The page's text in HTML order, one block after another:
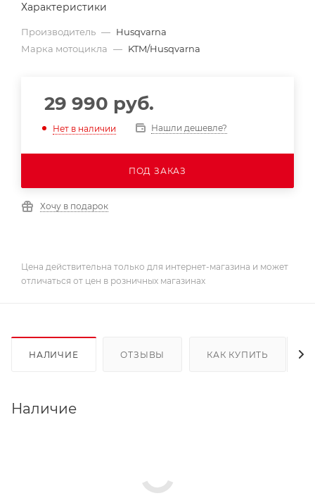
Характеристики
Производитель — Husqvarna
Марка мотоцикла — KTM/Husqvarna
29 990 руб.
Нет в наличии Нашли дешевле?
ПОД ЗАКАЗ
Хочу в подарок
Цена действительна только для интернет-магазина и может
отличаться от цен в розничных магазинах
НАЛИЧИЕ ОТЗЫВЫ КАК КУПИТЬ
Наличие